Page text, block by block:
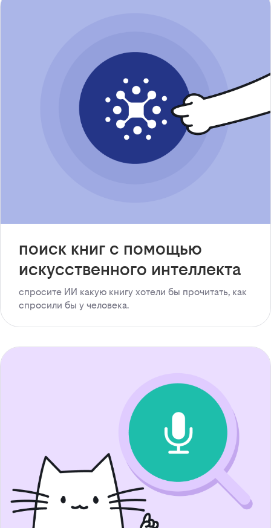
поиск книг с помощью
искусственного интеллекта
спросите ИИ какую книгу хотели бы прочитать, как
спросили бы у человека.